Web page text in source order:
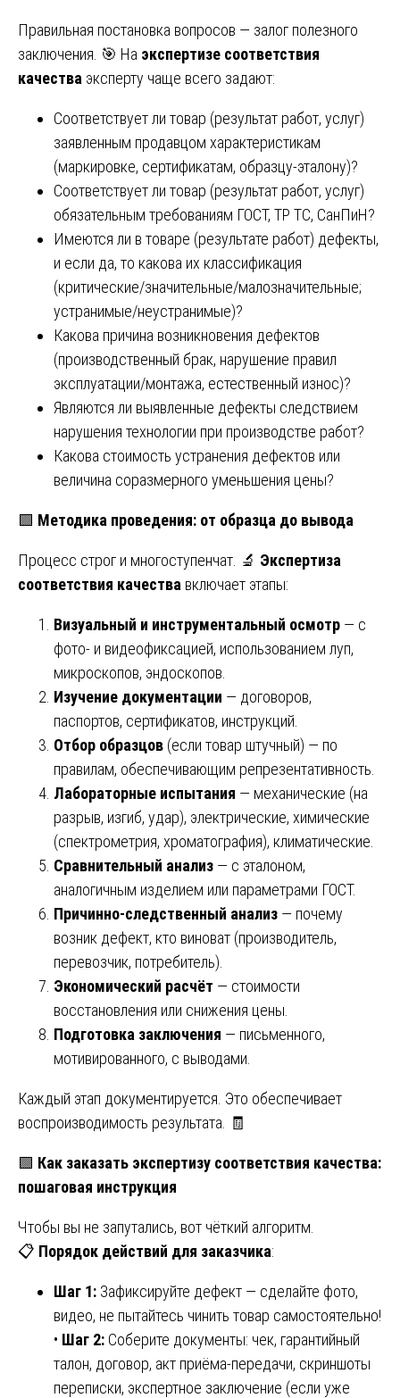
Правильная постановка вопросов — залог полезного
заключения. 🎯 На экспертизе соответствия
качества эксперту чаще всего задают:
Соответствует ли товар (результат работ, услуг)
заявленным продавцом характеристикам
(маркировке, сертификатам, образцу-эталону)?
Соответствует ли товар (результат работ, услуг)
обязательным требованиям ГОСТ, ТР ТС, СанПиН?
Имеются ли в товаре (результате работ) дефекты,
и если да, то какова их классификация
(критические/значительные/малозначительные;
устранимые/неустранимые)?
Какова причина возникновения дефектов
(производственный брак, нарушение правил
эксплуатации/монтажа, естественный износ)?
Являются ли выявленные дефекты следствием
нарушения технологии при производстве работ?
Какова стоимость устранения дефектов или
величина соразмерного уменьшения цены?
🟩 Методика проведения: от образца до вывода
Процесс строг и многоступенчат. 🔬 Экспертиза
соответствия качества включает этапы:
Визуальный и инструментальный осмотр — с
фото- и видеофиксацией, использованием луп,
микроскопов, эндоскопов.
Изучение документации — договоров,
паспортов, сертификатов, инструкций.
Отбор образцов (если товар штучный) — по
правилам, обеспечивающим репрезентативность.
Лабораторные испытания — механические (на
разрыв, изгиб, удар), электрические, химические
(спектрометрия, хроматография), климатические.
Сравнительный анализ — с эталоном,
аналогичным изделием или параметрами ГОСТ.
Причинно-следственный анализ — почему
возник дефект, кто виноват (производитель,
перевозчик, потребитель).
Экономический расчёт — стоимости
восстановления или снижения цены.
Подготовка заключения — письменного,
мотивированного, с выводами.
Каждый этап документируется. Это обеспечивает
воспроизводимость результата. 🧾
🟩 Как заказать экспертизу соответствия качества:
пошаговая инструкция
Чтобы вы не запутались, вот чёткий алгоритм.
📋 Порядок действий для заказчика:
Шаг 1: Зафиксируйте дефект — сделайте фото,
видео, не пытайтесь чинить товар самостоятельно!
• Шаг 2: Соберите документы: чек, гарантийный
талон, договор, акт приёма-передачи, скриншоты
переписки, экспертное заключение (если уже